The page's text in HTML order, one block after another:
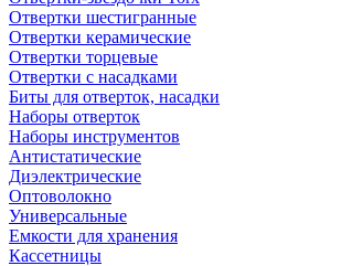
Отвертки шестигранные
Отвертки керамические
Отвертки торцевые
Отвертки с насадками
Биты для отверток, насадки
Наборы отверток
Наборы инструментов
Антистатические
Диэлектрические
Оптоволокно
Универсальные
Емкости для хранения
Кассетницы